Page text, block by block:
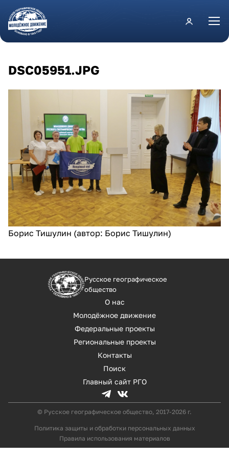
Перейти к основному содержанию
DSC05951.JPG
Борис Тишулин (автор: Борис Тишулин)
Русское географическое
общество
О нас
Молодёжное движение
Федеральные проекты
Региональные проекты
Контакты
Поиск
Главный сайт РГО
© Русское географическое общество, 2017-2026 г.
Политика защиты и обработки персональных данных
Правила использования материалов